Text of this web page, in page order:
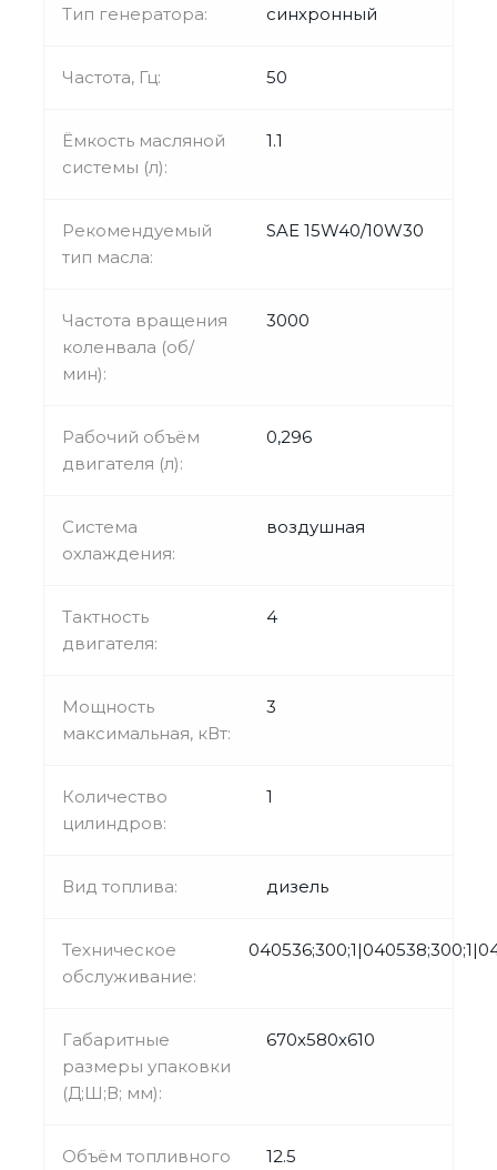
Тип генератора: синхронный
Частота, Гц: 50
Ёмкость масляной
системы (л):
1.1
Рекомендуемый
тип масла:
SAE 15W40/10W30
Частота вращения
коленвала (об/
мин):
3000
Рабочий объём
двигателя (л):
0,296
Система
охлаждения:
воздушная
Тактность
двигателя:
4
Мощность
максимальная, кВт:
3
Количество
цилиндров:
1
Вид топлива: дизель
Техническое
обслуживание:
Габаритные
размеры упаковки
(Д;Ш;В; мм):
670x580x610
Объём топливного
12.5